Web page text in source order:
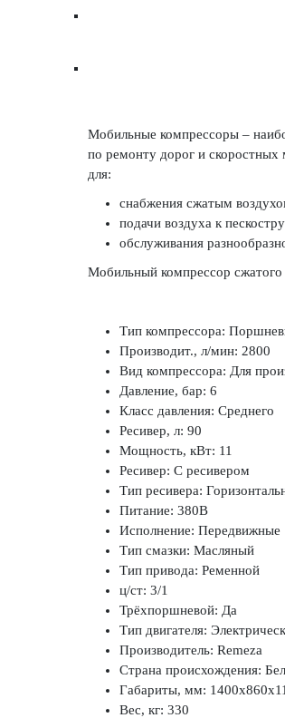
Мобильные компрессоры –
по ремонту дорог и скоростных
для:
снабжения сжатым
подачи воздуха к
обслуживания
Мобильный компрессор сжатого
Тип компрессора:
Производит., л/мин: 2800
Вид компрессора: Для
Давление, бар: 6
Класс давления: Среднего
Ресивер, л: 90
Мощность, кВт: 11
Ресивер: С ресивером
Тип ресивера:
Питание: 380В
Исполнение: Передвижные
Тип смазки: Масляный
Тип привода: Ременной
ц/ст: 3/1
Трёхпоршневой: Да
Тип двигателя:
Производитель: Remeza
Страна происхождения:
Габариты, мм:
Вес, кг: 330